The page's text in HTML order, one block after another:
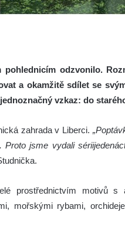
odzvonilo.
a okamžitě sdílet se
vzkaz: do
zahrada v Liberci.
jsme vydali
prostřednictvím motivů s
mořskými rybami,